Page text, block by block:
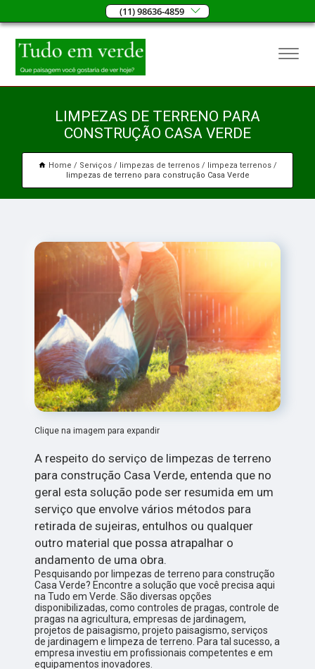
(11) 98636-4859
LIMPEZAS DE TERRENO PARA
CONSTRUÇÃO CASA VERDE
Home Serviços limpezas de terrenos
limpeza terrenos
limpezas de terreno para construção Casa Verde
Clique na imagem para expandir
A respeito do serviço de limpezas de terreno
para construção Casa Verde, entenda que no
geral esta solução pode ser resumida em um
serviço que envolve vários métodos para
retirada de sujeiras, entulhos ou qualquer
outro material que possa atrapalhar o
andamento de uma obra.
Pesquisando por limpezas de terreno para construção
Casa Verde? Encontre a solução que você precisa aqui
na Tudo em Verde. São diversas opções
disponibilizadas, como controles de pragas, controle de
pragas na agricultura, empresas de jardinagem,
projetos de paisagismo, projeto paisagismo, serviços
de jardinagem e limpeza de terreno. Para tal sucesso, a
empresa investiu em profissionais competentes e em
equipamentos inovadores.